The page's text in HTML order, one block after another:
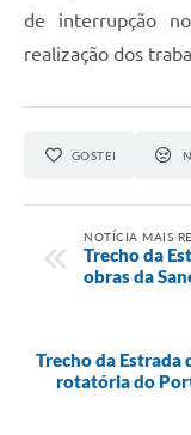
de interrupção
realização dos
GOSTEI
NOTÍCIA MAIS
Trecho da
obras da
Trecho da Estrada
rotatória do